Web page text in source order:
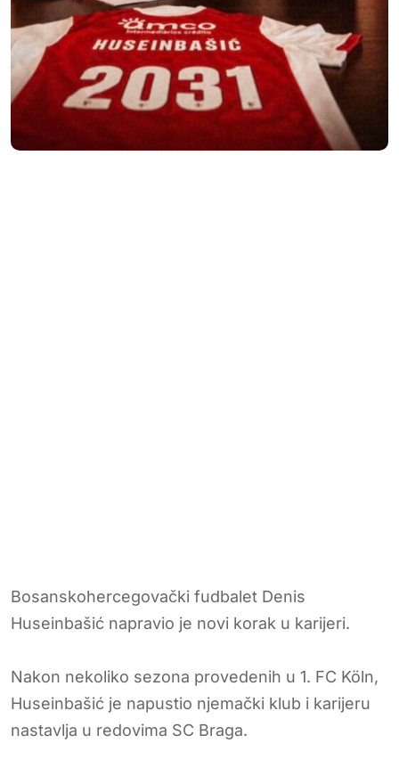
Bosanskohercegovački fudbalet Denis
Huseinbašić napravio je novi korak u karijeri.
Nakon nekoliko sezona provedenih u 1. FC Köln,
Huseinbašić je napustio njemački klub i karijeru
nastavlja u redovima SC Braga.